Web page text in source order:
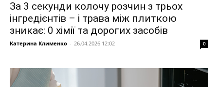
За 3 секунди колочу розчин з трьох
інгредієнтів – і трава між плиткою
зникає: 0 хімії та дорогих засобів
Катерина Клименко - 26.04.2026 12:02 0